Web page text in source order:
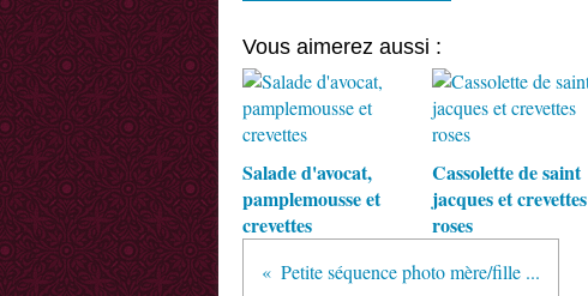
Vous aimerez aussi :
Salade d'avocat,
pamplemousse et
crevettes
Cassolette de saint
jacques et crevettes
roses
Petite séquence photo mère/fille ...